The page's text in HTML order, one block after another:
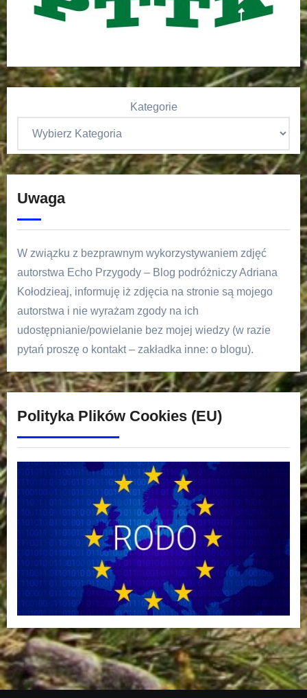
Kategorie
Uwaga
W związku z bezprawnym wykorzystywaniem zdjęć
autorstwa Echo Przygody – Blog podróżniczy Adriana
Kołodzieaj, informuję iż zdjęcia na stronie są mojego
autorstwa i nie wyrażam zgody na ich
udostępnianie/powielanie bez mojej wiedzy (w razie
pytań proszę o kontakt – zakładka inne: o blogu).
Polityka Plików Cookies (EU)